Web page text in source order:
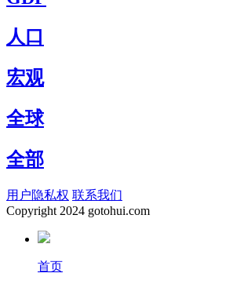
人口
宏观
全球
全部
用户隐私权 联系我们
Copyright 2024 gotohui.com
首页